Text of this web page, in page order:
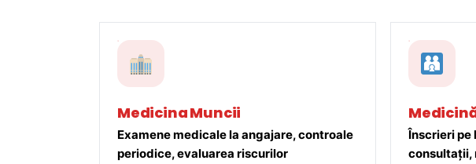
Medicina Muncii
Examene medicale la angajare, controale
periodice, evaluarea riscurilor
Înscrieri pe
consultații,